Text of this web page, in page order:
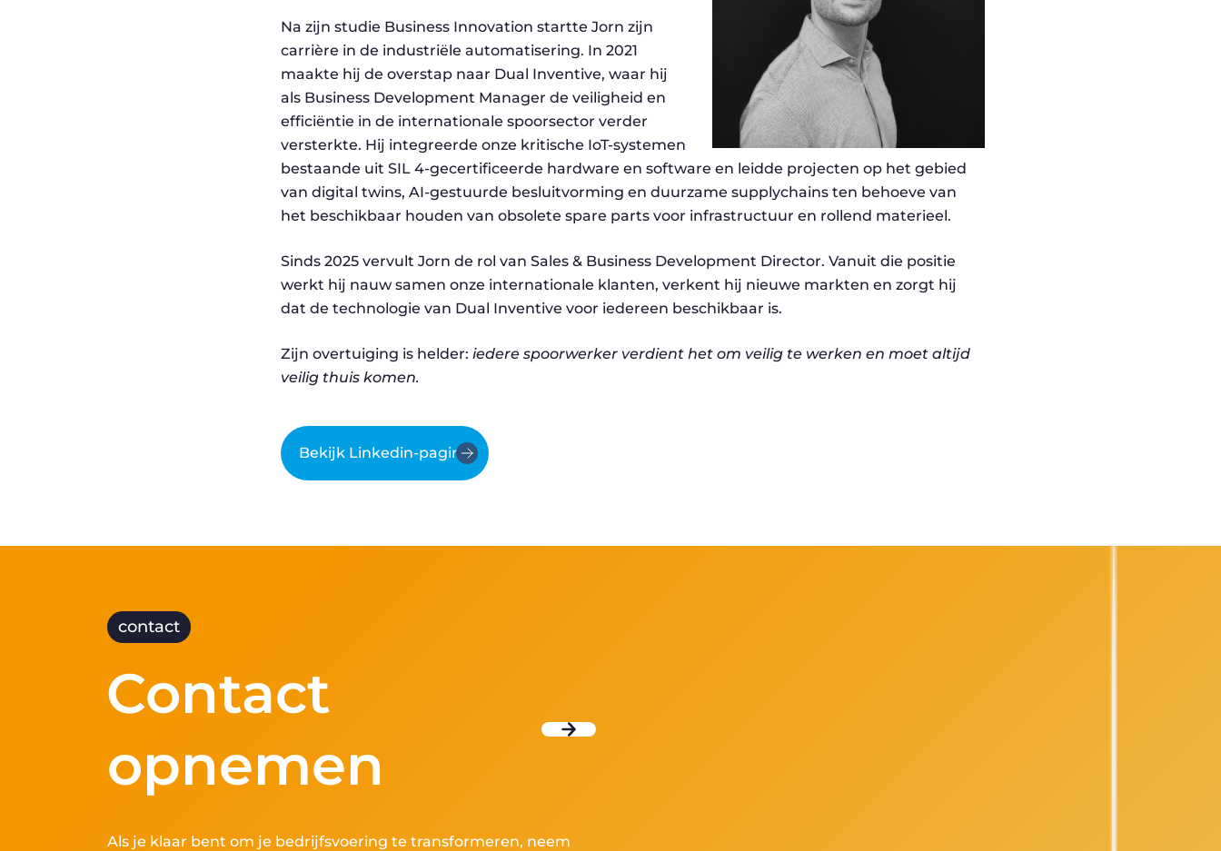
Na zijn studie Business Innovation startte Jorn zijn
carrière in de industriële automatisering. In 2021
maakte hij de overstap naar Dual Inventive, waar hij
als Business Development Manager de veiligheid en
efficiëntie in de internationale spoorsector verder
versterkte. Hij integreerde onze kritische IoT-systemen
bestaande uit SIL 4-gecertificeerde hardware en software en leidde projecten op het gebied
van digital twins, AI-gestuurde besluitvorming en duurzame supplychains ten behoeve van
het beschikbaar houden van obsolete spare parts voor infrastructuur en rollend materieel.
Sinds 2025 vervult Jorn de rol van Sales & Business Development Director. Vanuit die positie
werkt hij nauw samen onze internationale klanten, verkent hij nieuwe markten en zorgt hij
dat de technologie van Dual Inventive voor iedereen beschikbaar is.
Zijn overtuiging is helder: iedere spoorwerker verdient het om veilig te werken en moet altijd
veilig thuis komen.
Bekijk Linkedin-pagina
contact
Contact
opnemen
Als je klaar bent om je bedrijfsvoering te transformeren, neem